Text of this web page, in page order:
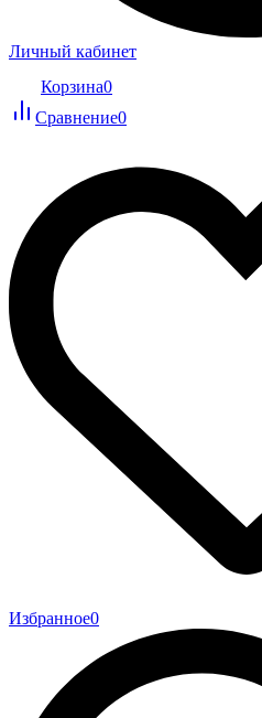
Личный кабинет
Корзина0
Сравнение0
Избранное0